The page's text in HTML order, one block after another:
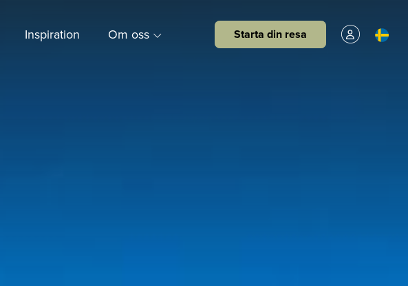
Inspiration Om oss Starta din resa